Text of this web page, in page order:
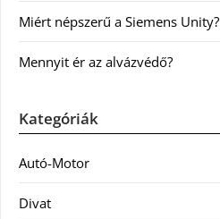
Miért népszerű a Siemens Unity?
Mennyit ér az alvázvédő?
Kategóriák
Autó-Motor
Divat